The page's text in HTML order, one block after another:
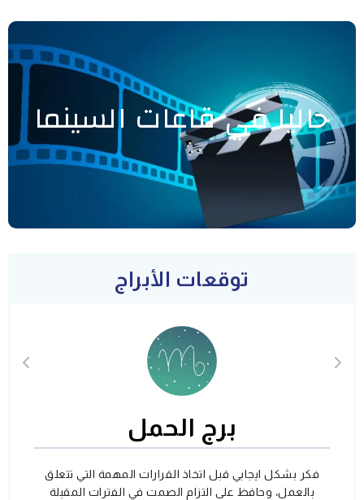
حاليا في قاعات السينما
توقعات الأبراج
برج الحمل
فكر بشكل ايجابي قبل اتخاذ القرارات المهمة التي تتعلق
بالعمل، وحافظ على التزام الصمت في الفترات المقبلة